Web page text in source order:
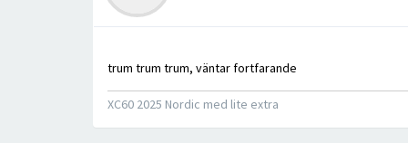
trum trum trum, väntar fortfarande
XC60 2025 Nordic med lite extra